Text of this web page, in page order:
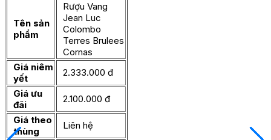
Tên sản
phẩm
Rượu Vang
Jean Luc
Colombo
Terres Brulees
Cornas
Giá niêm
yết
2.333.000 đ
Giá ưu
đãi
2.100.000 đ
Giá theo
thùng
Liên hệ